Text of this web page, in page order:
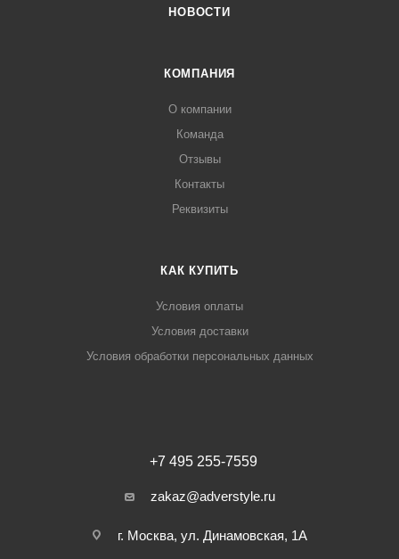
НОВОСТИ
КОМПАНИЯ
О компании
Команда
Отзывы
Контакты
Реквизиты
КАК КУПИТЬ
Условия оплаты
Условия доставки
Условия обработки персональных данных
+7 495 255-7559
zakaz@adverstyle.ru
г. Москва, ул. Динамовская, 1А